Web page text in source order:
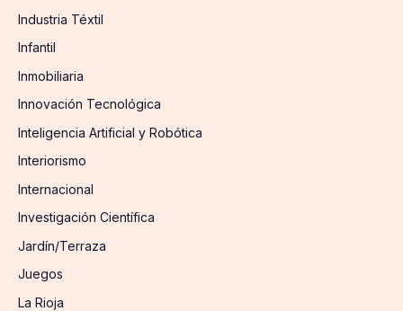
Industria Téxtil
Infantil
Inmobiliaria
Innovación Tecnológica
Inteligencia Artificial y Robótica
Interiorismo
Internacional
Investigación Científica
Jardín/Terraza
Juegos
La Rioja